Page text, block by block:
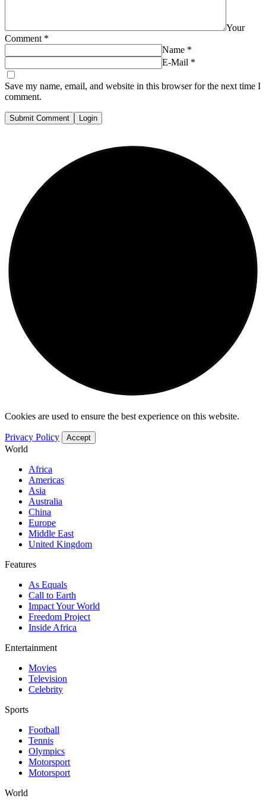
Your
Comment*
Name *
E-Mail *
Save my name, email, and website in this browser for the next time I
comment.
Submit Comment Login
Cookies are used to ensure the best experience on this website.
Privacy Policy Accept
World
Africa
Americas
Asia
Australia
China
Europe
Middle East
United Kingdom
Features
As Equals
Call to Earth
Impact Your World
Freedom Project
Inside Africa
Entertainment
Movies
Television
Celebrity
Sports
Football
Tennis
Olympics
Motorsport
Motorsport
World